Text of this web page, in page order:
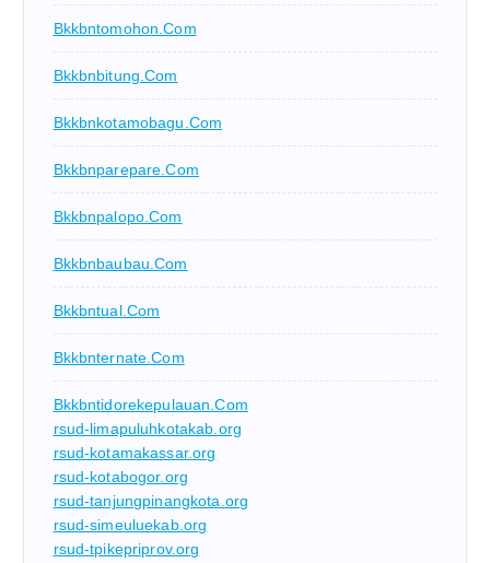
Bkkbntomohon.com
Bkkbnbitung.com
Bkkbnkotamobagu.com
Bkkbnparepare.com
Bkkbnpalopo.com
Bkkbnbaubau.com
Bkkbntual.com
Bkkbnternate.com
Bkkbntidorekepulauan.com
rsud-limapuluhkotakab.org
rsud-kotamakassar.org
rsud-kotabogor.org
rsud-tanjungpinangkota.org
rsud-simeuluekab.org
rsud-tpikepriprov.org